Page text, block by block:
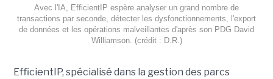
Avec l'IA, EfficientIP espère analyser un grand nombre de
transactions par seconde, détecter les dysfonctionnements, l'export
de données et les opérations malveillantes d'après son PDG David
Williamson. (crédit : D.R.)
EfficientIP, spécialisé dans la gestion des parcs